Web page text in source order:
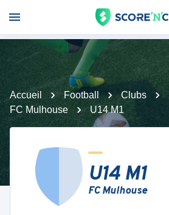
Accueil Football Clubs
FC Mulhouse
U14 M1
U14 M1
FC Mulhouse